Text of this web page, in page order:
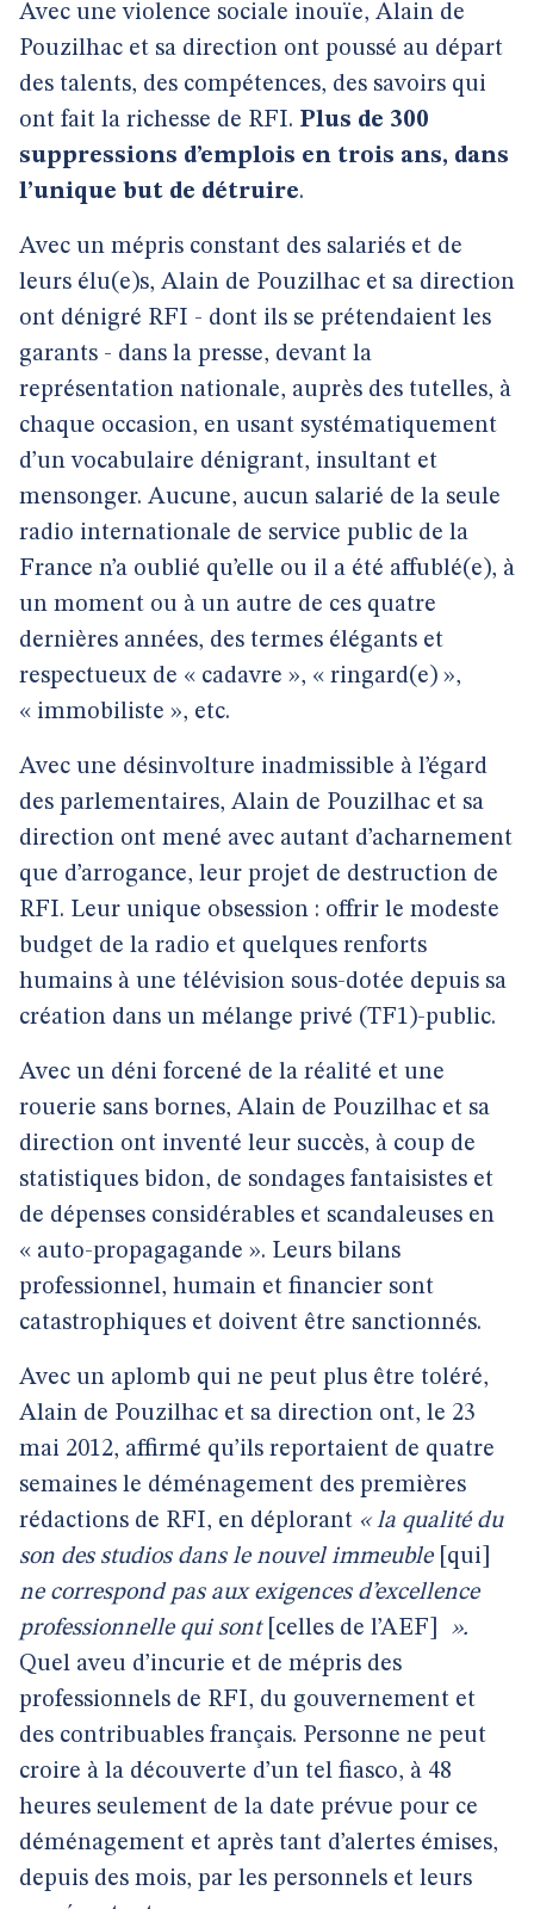
Avec une violence sociale inouïe, Alain de
Pouzilhac et sa direction ont poussé au départ
des talents, des compétences, des savoirs qui
ont fait la richesse de RFI. Plus de 300
suppressions d’emplois en trois ans, dans
l’unique but de détruire.
Avec un mépris constant des salariés et de
leurs élu(e)s, Alain de Pouzilhac et sa direction
ont dénigré RFI - dont ils se prétendaient les
garants - dans la presse, devant la
représentation nationale, auprès des tutelles, à
chaque occasion, en usant systématiquement
d’un vocabulaire dénigrant, insultant et
mensonger. Aucune, aucun salarié de la seule
radio internationale de service public de la
France n’a oublié qu’elle ou il a été affublé(e), à
un moment ou à un autre de ces quatre
dernières années, des termes élégants et
respectueux de « cadavre », « ringard(e) »,
« immobiliste », etc.
Avec une désinvolture inadmissible à l’égard
des parlementaires, Alain de Pouzilhac et sa
direction ont mené avec autant d’acharnement
que d’arrogance, leur projet de destruction de
RFI. Leur unique obsession : offrir le modeste
budget de la radio et quelques renforts
humains à une télévision sous-dotée depuis sa
création dans un mélange privé (TF1)-public.
Avec un déni forcené de la réalité et une
rouerie sans bornes, Alain de Pouzilhac et sa
direction ont inventé leur succès, à coup de
statistiques bidon, de sondages fantaisistes et
de dépenses considérables et scandaleuses en
« auto-propagagande ». Leurs bilans
professionnel, humain et financier sont
catastrophiques et doivent être sanctionnés.
Avec un aplomb qui ne peut plus être toléré,
Alain de Pouzilhac et sa direction ont, le 23
mai 2012, affirmé qu’ils reportaient de quatre
semaines le déménagement des premières
rédactions de RFI, en déplorant « la qualité du
son des studios dans le nouvel immeuble[qui]
ne correspond pas aux exigences d’excellence
professionnelle qui sont[celles de l’AEF]
».
Quel aveu d’incurie et de mépris des
professionnels de RFI, du gouvernement et
des contribuables français. Personne ne peut
croire à la découverte d’un tel fiasco, à 48
heures seulement de la date prévue pour ce
déménagement et après tant d’alertes émises,
depuis des mois, par les personnels et leurs